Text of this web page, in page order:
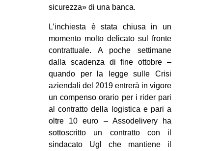
sicurezza» di una banca.
L’inchiesta è stata chiusa in un
momento molto delicato sul fronte
contrattuale. A poche settimane
dalla scadenza di fine ottobre –
quando per la legge sulle Crisi
aziendali del 2019 entrerà in vigore
un compenso orario per i rider pari
al contratto della logistica e pari a
oltre 10 euro – Assodelivery ha
sottoscritto un contratto con il
sindacato Ugl che mantiene il